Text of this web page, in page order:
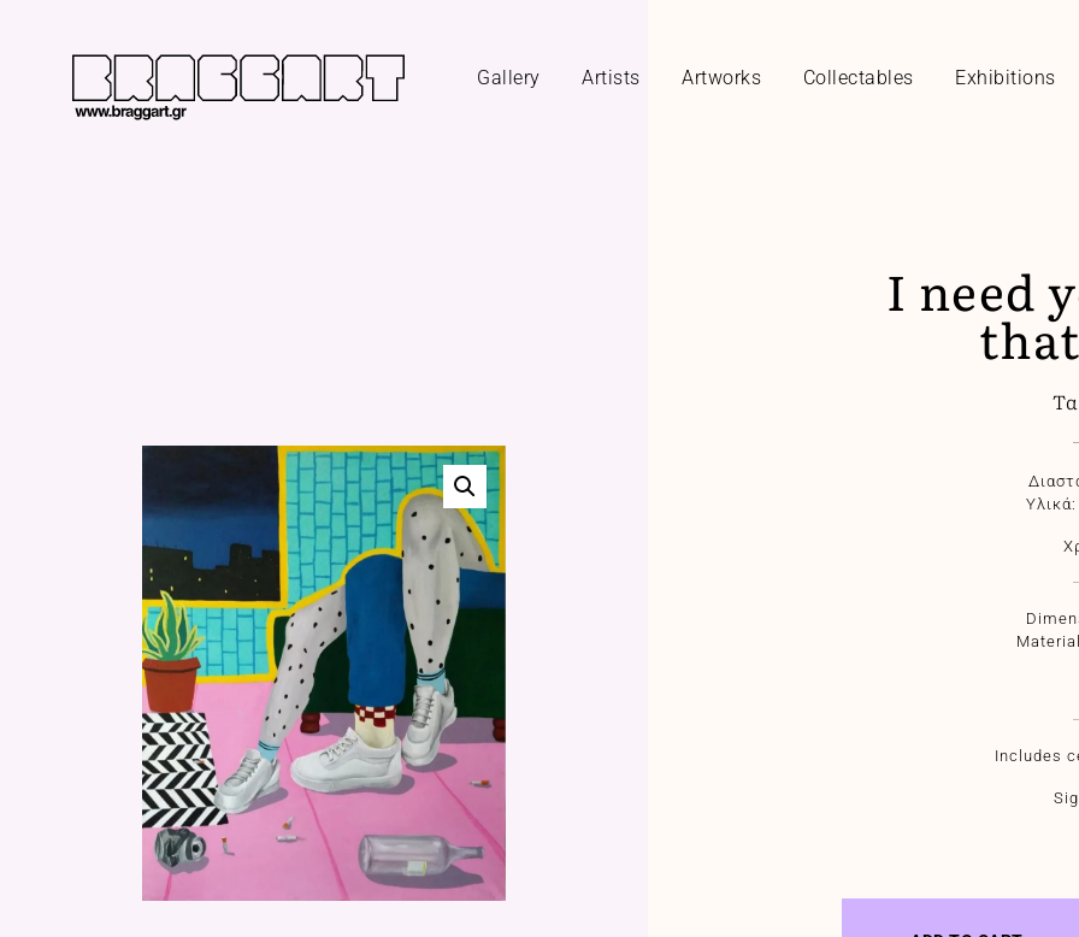
Gallery Artists Artworks Collectables Exhibitions
I need
Includes